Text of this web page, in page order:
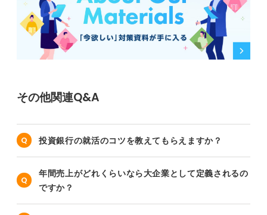
その他関連Q&A
投資銀行の就活のコツを教えてもらえますか？
年間売上がどれくらいなら大企業として定義されるの
ですか？